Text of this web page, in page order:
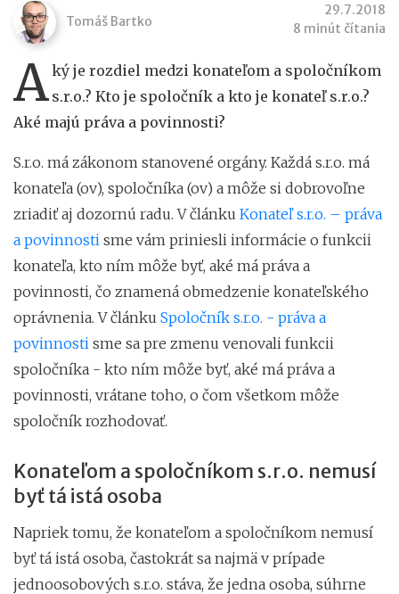
Tomáš Bartko
29.7.2018
8 minút čítania
Aký je rozdiel medzi konateľom a spoločníkom
s.r.o.? Kto je spoločník a kto je konateľ s.r.o.?
Aké majú práva a povinnosti?
S.r.o. má zákonom stanovené orgány. Každá s.r.o. má
konateľa (ov), spoločníka (ov) a môže si dobrovoľne
zriadiť aj dozornú radu. V článku Konateľ s.r.o. – práva
a povinnosti sme vám priniesli informácie o funkcii
konateľa, kto ním môže byť, aké má práva a
povinnosti, čo znamená obmedzenie konateľského
oprávnenia. V článku Spoločník s.r.o. - práva a
povinnosti sme sa pre zmenu venovali funkcii
spoločníka - kto ním môže byť, aké má práva a
povinnosti, vrátane toho, o čom všetkom môže
spoločník rozhodovať.
Konateľom a spoločníkom s.r.o. nemusí
byť tá istá osoba
Napriek tomu, že konateľom a spoločníkom nemusí
byť tá istá osoba, častokrát sa najmä v prípade
jednoosobových s.r.o. stáva, že jedna osoba, súhrne